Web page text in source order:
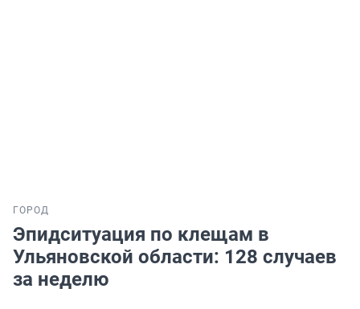
ГОРОД
Эпидситуация по клещам в
Ульяновской области: 128 случаев
за неделю